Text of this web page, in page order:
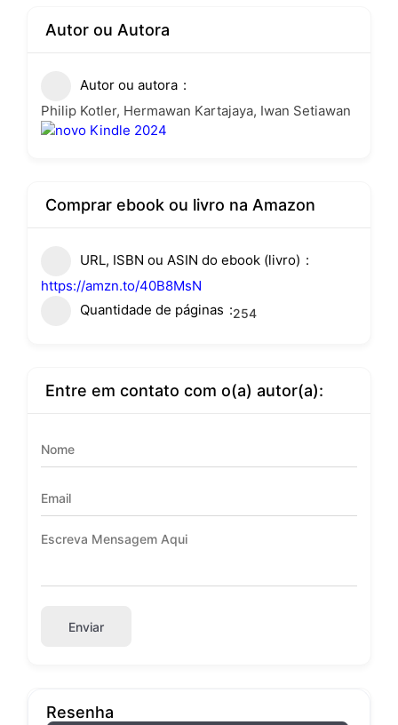
Autor ou Autora
Autor ou autora
Philip Kotler, Hermawan Kartajaya, Iwan Setiawan
Comprar ebook ou livro na Amazon
URL, ISBN ou ASIN do ebook (livro)
https://amzn.to/40B8MsN
Quantidade de páginas
254
Entre em contato com o(a) autor(a):
Enviar
Resenha